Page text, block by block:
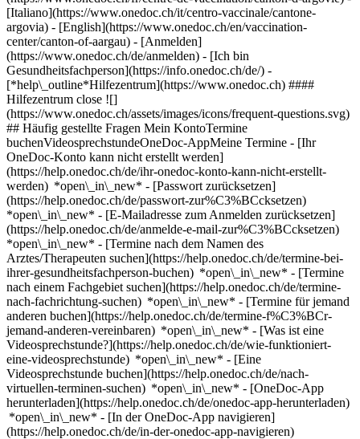
[Italiano](https://www.onedoc.ch/it/centro-vaccinale/cantone-
argovia) - [English](https://www.onedoc.ch/en/vaccination-
center/canton-of-aargau) - [Anmelden]
(https://www.onedoc.ch/de/anmelden) - [Ich bin
Gesundheitsfachperson](https://info.onedoc.ch/de/) -
[*help\_outline*Hilfezentrum](https://www.onedoc.ch) ####
Hilfezentrum close ![]
(https://www.onedoc.ch/assets/images/icons/frequent-questions.svg)
## Häufig gestellte Fragen Mein KontoTermine
buchenVideosprechstundeOneDoc-AppMeine Termine - [Ihr
OneDoc-Konto kann nicht erstellt werden]
(https://help.onedoc.ch/de/ihr-onedoc-konto-kann-nicht-erstellt-
werden) *open\_in\_new* - [Passwort zurücksetzen]
(https://help.onedoc.ch/de/passwort-zur%C3%BCcksetzen)
*open\_in\_new* - [E-Mailadresse zum Anmelden zurücksetzen]
(https://help.onedoc.ch/de/anmelde-e-mail-zur%C3%BCcksetzen)
*open\_in\_new* - [Termine nach dem Namen des
Arztes/Therapeuten suchen](https://help.onedoc.ch/de/termine-bei-
ihrer-gesundheitsfachperson-buchen) *open\_in\_new* - [Termine
nach einem Fachgebiet suchen](https://help.onedoc.ch/de/termine-
nach-fachrichtung-suchen) *open\_in\_new* - [Termine für jemand
anderen buchen](https://help.onedoc.ch/de/termine-f%C3%BCr-
jemand-anderen-vereinbaren) *open\_in\_new* - [Was ist eine
Videosprechstunde?](https://help.onedoc.ch/de/wie-funktioniert-
eine-videosprechstunde) *open\_in\_new* - [Eine
Videosprechstunde buchen](https://help.onedoc.ch/de/nach-
virtuellen-terminen-suchen) *open\_in\_new* - [OneDoc-App
herunterladen](https://help.onedoc.ch/de/onedoc-app-herunterladen)
*open\_in\_new* - [In der OneDoc-App navigieren]
(https://help.onedoc.ch/de/in-der-onedoc-app-navigieren)